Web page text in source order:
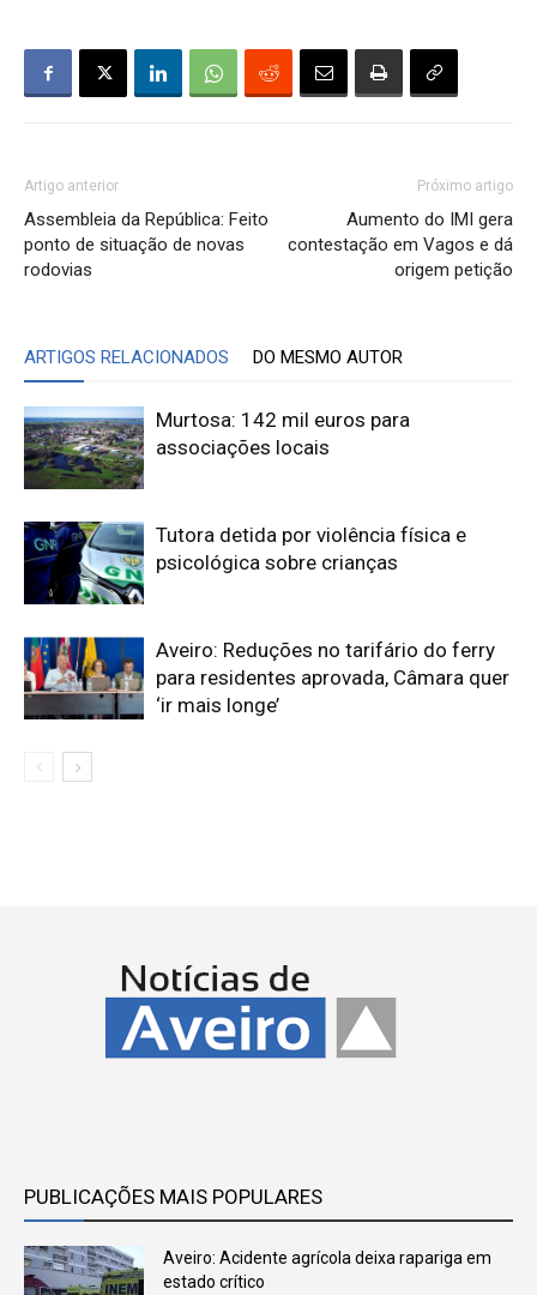
Artigo anterior
Assembleia da República: Feito
ponto de situação de novas
rodovias
Próximo artigo
Aumento do IMI gera
contestação em Vagos e dá
origem petição
ARTIGOS RELACIONADOS DO MESMO AUTOR
Murtosa: 142 mil euros para
associações locais
Tutora detida por violência física e
psicológica sobre crianças
Aveiro: Reduções no tarifário do ferry
para residentes aprovada, Câmara quer
‘ir mais longe’
PUBLICAÇÕES MAIS POPULARES
Aveiro: Acidente agrícola deixa rapariga em
estado crítico